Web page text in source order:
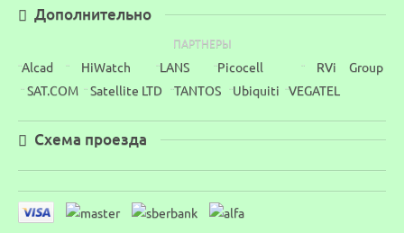
Дополнительно
ПАРТНЕРЫ
¨Alcad ¨ HiWatch ¨LANS ¨Picocell ¨ RVi Group
¨ SAT.COM ¨ Satellite LTD ¨TANTOS ¨Ubiquiti ¨VEGATEL
Схема проезда